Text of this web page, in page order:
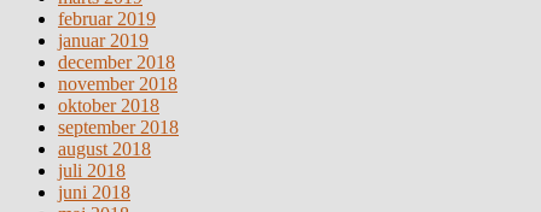
februar 2019
januar 2019
december 2018
november 2018
oktober 2018
september 2018
august 2018
juli 2018
juni 2018